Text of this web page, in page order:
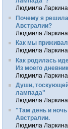
Людмила Ларкина
Почему я
Австралии?
Людмила Ларкина
Как мы
Людмила Ларкина
Как родилась
Из моего
Людмила Ларкина
Души,
лампада"
Людмила Ларкина
"Там день и
Австралии.
Людмила Ларкина